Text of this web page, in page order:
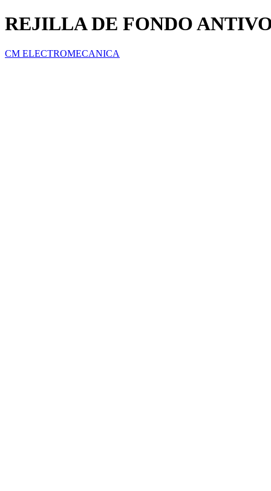
REJILLA DE FONDO
CM ELECTROMECANICA